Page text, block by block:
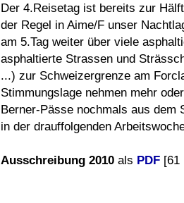
Der 4.Reisetag ist bereits zur
der Regel in Aime/F unser
am 5.Tag weiter über viele
asphaltierte Strassen und
...) zur Schweizergrenze am
Stimmungslage nehmen mehr
Berner-Pässe nochmals aus dem
in der drauffolgenden
Ausschreibung 2010 als PDF [61